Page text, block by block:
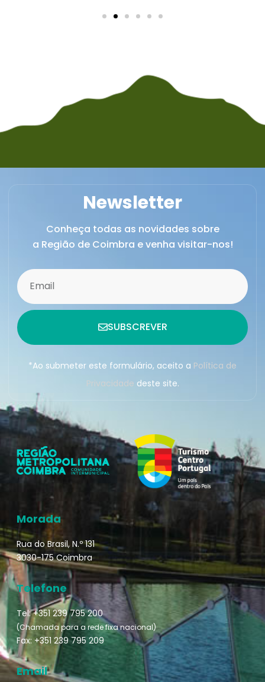
Newsletter
Conheça todas as novidades sobre
a Região de Coimbra e venha visitar-nos!
SUBSCREVER
*Ao submeter este formulário, aceito a Política de
Privacidade deste site.
Morada
Rua do Brasil, N.º 131
3030-175 Coimbra
Telefone
Tel: +351 239 795 200
(Chamada para a rede fixa nacional)
Fax: +351 239 795 209
Email